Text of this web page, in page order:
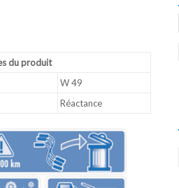
du produit
W 49
Réactance